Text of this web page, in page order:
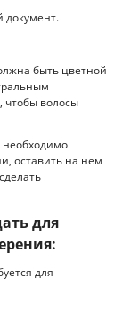
документ.
быть цветной
волосы
необходимо
оставить на нем
для
для